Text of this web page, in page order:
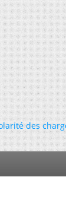
des